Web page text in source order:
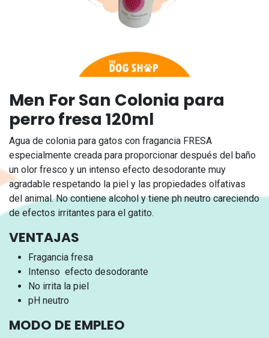
Men For San Colonia para
perro fresa 120ml
Agua de colonia para gatos con fragancia FRESA
especialmente creada para proporcionar después del baño
un olor fresco y un intenso efecto desodorante muy
agradable respetando la piel y las propiedades olfativas
del animal. No contiene alcohol y tiene ph neutro careciendo
de efectos irritantes para el gatito.
VENTAJAS
Fragancia fresa
Intenso efecto desodorante
No irrita la piel
pH neutro
MODO DE EMPLEO